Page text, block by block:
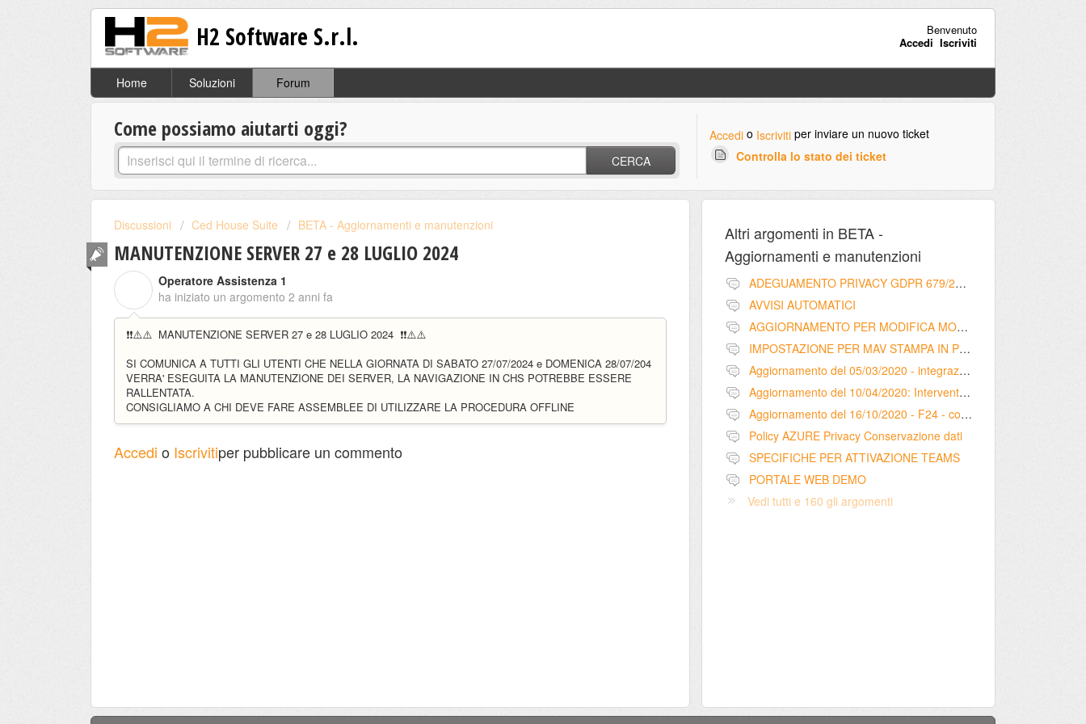
H2 Software S.r.l.
Benvenuto
Accedi Iscriviti
Home Soluzioni Forum
Come possiamo aiutarti oggi?
CERCA
Accedio Iscrivitiper inviare un nuovo ticket
Controlla lo stato dei ticket
Discussioni Ced House Suite BETA - Aggiornamenti e manutenzioni
MANUTENZIONE SERVER 27 e 28 LUGLIO 2024
Operatore Assistenza 1
ha iniziato un argomento 2 anni fa
❗❗⚠️⚠️ MANUTENZIONE SERVER 27 e 28 LUGLIO 2024 ❗❗⚠️⚠️
SI COMUNICA A TUTTI GLI UTENTI CHE NELLA GIORNATA DI SABATO 27/07/2024 e DOMENICA 28/07/204
VERRA' ESEGUITA LA MANUTENZIONE DEI SERVER, LA NAVIGAZIONE IN CHS POTREBBE ESSERE
RALLENTATA.
CONSIGLIAMO A CHI DEVE FARE ASSEMBLEE DI UTILIZZARE LA PROCEDURA OFFLINE
Accedi o Iscrivitiper pubblicare un commento
Altri argomenti in BETA -
Aggiornamenti e manutenzioni
ADEGUAMENTO PRIVACY GDPR 679/2016
AVVISI AUTOMATICI
AGGIORNAMENTO PER MODIFICA MODELLO RIEPILOGO SCADENZA RATE CON PRATICHE LEGALI - LIBERATORIA
IMPOSTAZIONE PER MAV STAMPA IN PROPRIO
Aggiornamento del 05/03/2020 - integrazione configurazione dati intermediario per pagamento F24 tramite Entratel
Aggiornamento del 10/04/2020: Interventi – registrazione mail ricevute nella sezione comunicazioni (scheda intervento)
Aggiornamento del 16/10/2020 - F24 - cod. tributo 1628 - utilizzo versamenti in eccesso
Policy AZURE Privacy Conservazione dati
SPECIFICHE PER ATTIVAZIONE TEAMS
PORTALE WEB DEMO
Vedi tutti e 160 gli argomenti